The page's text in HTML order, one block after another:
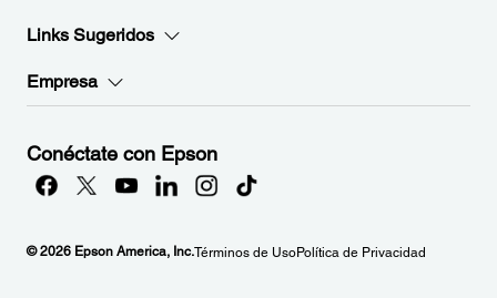
Links Sugeridos
Empresa
Conéctate con Epson
© 2026 Epson America, Inc.Términos de UsoPolítica de Privacidad